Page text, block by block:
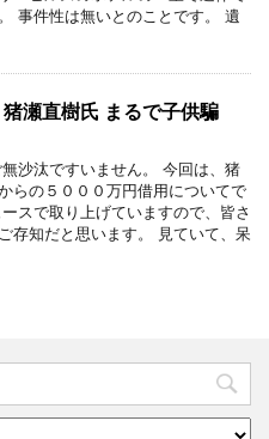
事件性は無いとのことです。 遺
瀬直樹氏 まるで子供騙
沙汰ですいません。 今回は、猪
らの５０００万円借用についてで
スで取り上げていますので、皆さ
存知だと思います。 見ていて、呆